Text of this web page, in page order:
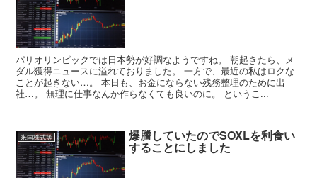
パリオリンピックでは日本勢が好調なようですね。 朝起きたら、メ
ダル獲得ニュースに溢れておりました。 一方で、最近の私はロクな
ことが起きない…。 本日も、お金にならない残務整理のために出
社…。 無理に仕事なんか作らなくても良いのに。 というこ...
米国株式等 爆謄していたのでSOXLを利食い
することにしました